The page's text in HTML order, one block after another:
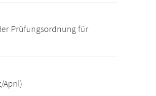
Prüfungsordnung für
April)